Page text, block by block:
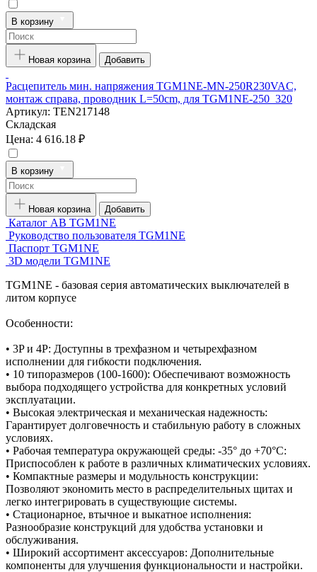
В корзину
Новая корзина Добавить
Расцепитель мин. напряжения TGM1NE-MN-250R230VAC,
монтаж справа, проводник L=50cm, для TGM1NE-250_320
Артикул: TEN217148
Складская
Цена: 4 616.18 ₽
В корзину
Новая корзина Добавить
Каталог АВ TGM1NE
Руководство пользователя TGM1NE
Паспорт TGM1NE
3D модели TGM1NE
TGM1NE - базовая серия автоматических выключателей в
литом корпусе
Особенности:
• 3P и 4P: Доступны в трехфазном и четырехфазном
исполнении для гибкости подключения.
• 10 типоразмеров (100-1600): Обеспечивают возможность
выбора подходящего устройства для конкретных условий
эксплуатации.
• Высокая электрическая и механическая надежность:
Гарантирует долговечность и стабильную работу в сложных
условиях.
• Рабочая температура окружающей среды: -35° до +70°C:
Приспособлен к работе в различных климатических условиях.
• Компактные размеры и модульность конструкции:
Позволяют экономить место в распределительных щитах и
легко интегрировать в существующие системы.
• Стационарное, втычное и выкатное исполнения:
Разнообразие конструкций для удобства установки и
обслуживания.
• Широкий ассортимент аксессуаров: Дополнительные
компоненты для улучшения функциональности и настройки.